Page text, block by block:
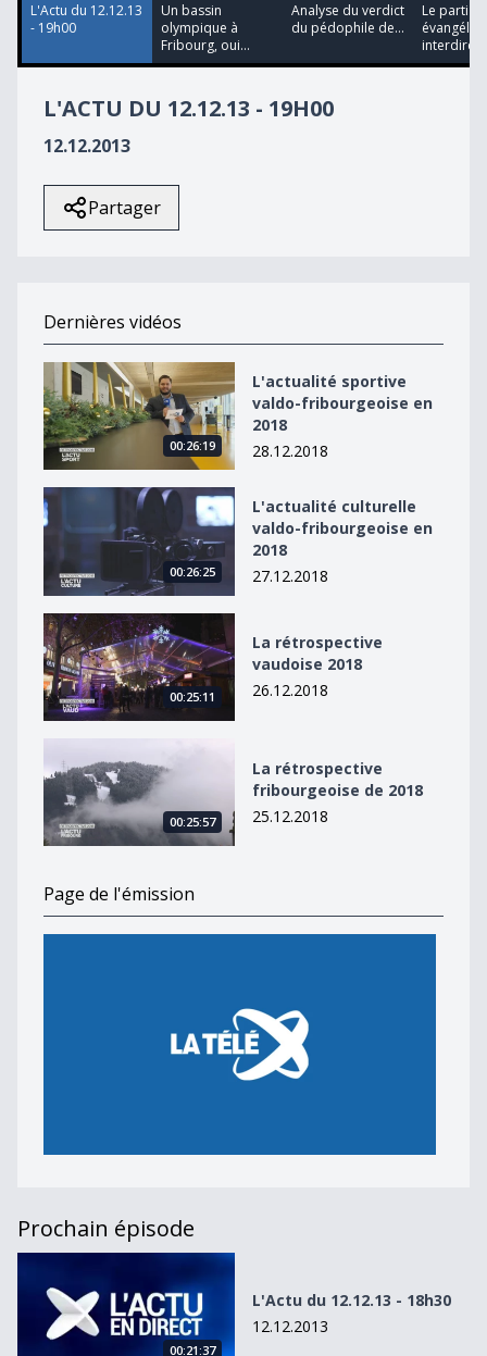
L'Actu du 12.12.13
- 19h00
Un bassin
olympique à
Fribourg, oui...
Analyse du verdict
du pédophile de...
Le parti
interdire...
L'ACTU DU 12.12.13 - 19H00
12.12.2013
Partager
Dernières vidéos
L&#039;actualité sportive valdo-fribourgeoise en 2018
00:26:19
L'actualité sportive
valdo-fribourgeoise en
2018
28.12.2018
L&#039;actualité culturelle valdo-fribourgeoise en
00:26:25
L'actualité culturelle
valdo-fribourgeoise en
2018
27.12.2018
La rétrospective vaudoise 2018
00:25:11
La rétrospective
vaudoise 2018
26.12.2018
00:25:57
La rétrospective
fribourgeoise de 2018
25.12.2018
Page de l'émission
Prochain épisode
L&#039;Actu du 12.12.13 - 18h30
00:21:37
L'Actu du 12.12.13 - 18h30
12.12.2013